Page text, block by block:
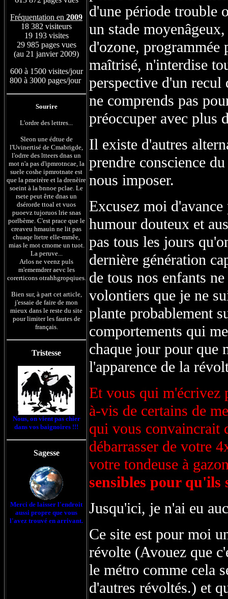
Fréquentation en 2009
18 382 visiteurs
19 193 visites
29 985 pages vues
(au 21 janvier 2009)
600 à 1500 visites/jour
800 à 3000 pages/jour
Sourire
L'ordre des lettres...
Sleon une édtue de
l'Uvinertisé de Cmabrigde,
l'odrre des ltteers dnas un
mot n'a pas d'ipmrotncae, la
suele coshe ipmrotnate est
que la pmeirère et la drenèire
soeint à la bnnoe pclae. Le
rsete peut êrte dnas un
dsérorde ttoal et vuos
puoevz tujoruos lrie snas
porlbème. C'est prace que le
creaveu hmauin ne lit pas
chuaqe ltetre elle-mmêe,
mias le mot cmome un tuot.
La peruve...
Arlos ne veenz puls
m'ememdrer aevc les
corerticons otrahhgropqiues.
Bien sur, à part cet article,
j'essaie de faire de mon
mieux dans le reste du site
pour limiter les fautes de
français.
Tristesse
Nous, on vient pas chier
dans vos baignoires !!!
Sagesse
Merci de laisser l'endroit
aussi propre que vous
l'avez trouvé en arrivant.
d'une période trouble
un stade
d'ozone, programmée
maîtrisé, n'interdise
perspective d'un recul
ne comprends pas
préoccuper avec plus
Il existe d'autres
prendre conscience
nous imposer.
Excusez moi
humour douteux et
pas tous les jours
dernière génération
de tous nos enfants
volontiers que je ne
plante probablement
comportements qui
chaque jour pour que
l'apparence de la
Et vous qui m'écrivez
à-vis de certains de
qui vous convaincrait
débarrasser de votre
votre tondeuse à
sensibles pour qu'ils
Jusqu'ici, je n'ai eu
Ce site est pour moi
révolte (Avouez que
le métro comme cela
d'autres révoltés.) et